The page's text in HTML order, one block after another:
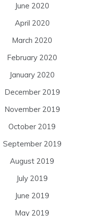
June 2020
April 2020
March 2020
February 2020
January 2020
December 2019
November 2019
October 2019
September 2019
August 2019
July 2019
June 2019
May 2019